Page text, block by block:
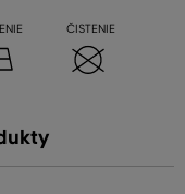
ČISTENIE